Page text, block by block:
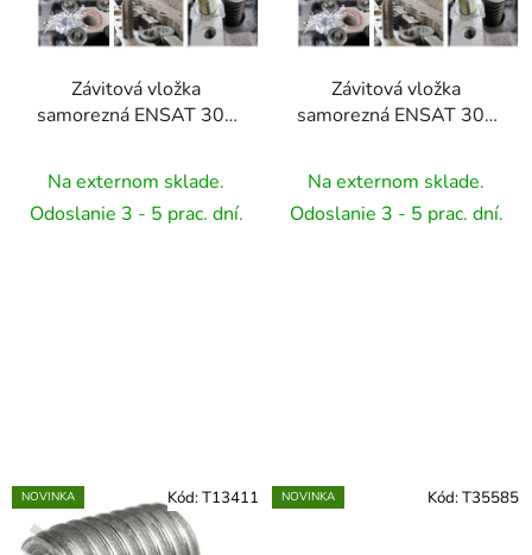
Závitová vložka
samorezná ENSAT 302
0,5 - L= 6 mm
Na externom sklade.
Odoslanie 3 - 5 prac. dní.
Závitová vložka
samorezná ENSAT 302
Na externom sklade.
Odoslanie 3 - 5 prac. dní.
NOVINKA Kód:T13411 NOVINKA Kód:T35585